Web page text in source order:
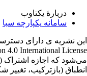
دربارۀ یکتاوب
سامانه یکپارچه سبا
نشریه ی دارای دسترسی
که اجازه اشتراک
(بازترکیب، تغییر